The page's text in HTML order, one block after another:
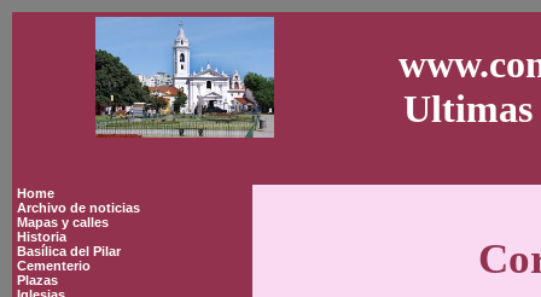
Ultimas
Home
Archivo de noticias
Mapas y calles
Historia
Basílica del Pilar
Cementerio
Plazas